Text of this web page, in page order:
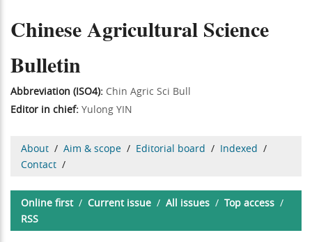
Chinese Agricultural Science
Bulletin
Abbreviation (ISO4): Chin Agric Sci Bull
Editor in chief: Yulong YIN
About / Aim & scope / Editorial board / Indexed /
Contact /
Online first/ Current issue / All issues / Top access /
RSS